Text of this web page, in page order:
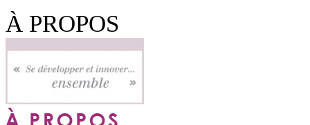
À PROPOS